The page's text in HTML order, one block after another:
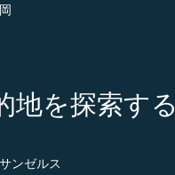
地を探索する
ンゼルス